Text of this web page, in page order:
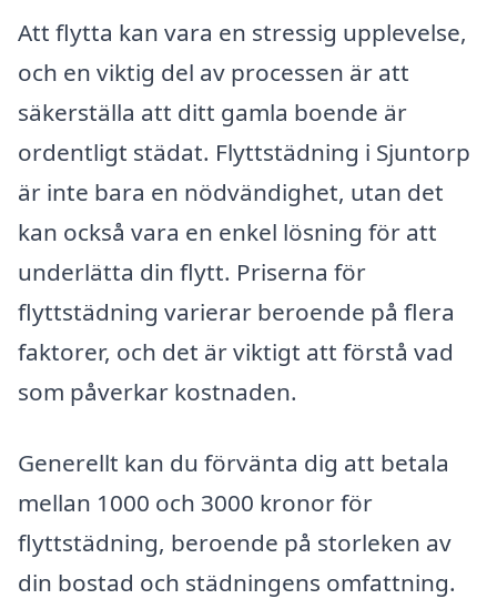
Att flytta kan vara en stressig upplevelse,
och en viktig del av processen är att
säkerställa att ditt gamla boende är
ordentligt städat. Flyttstädning i Sjuntorp
är inte bara en nödvändighet, utan det
kan också vara en enkel lösning för att
underlätta din flytt. Priserna för
flyttstädning varierar beroende på flera
faktorer, och det är viktigt att förstå vad
som påverkar kostnaden.
Generellt kan du förvänta dig att betala
mellan 1000 och 3000 kronor för
flyttstädning, beroende på storleken av
din bostad och städningens omfattning.